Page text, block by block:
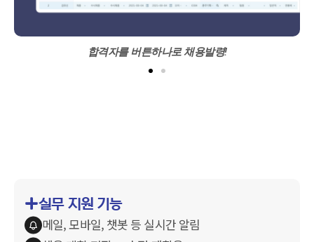
합격자를 버튼하나로 채용발령!
실무 지원 기능
메일, 모바일, 챗봇 등 실시간 알림